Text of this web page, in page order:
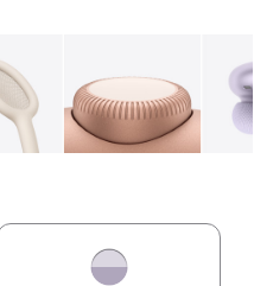
图像 图库 图像